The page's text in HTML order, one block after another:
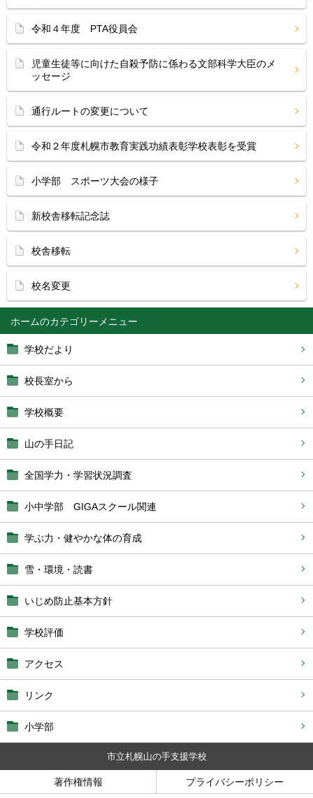
ホーム
学校だより
校長室から
学校概要
山の手日記
全国学力・学習状況調査
小中学部 GIGAスクール関連
学ぶ力・健やかな体の育成
雪・環境・読書
いじめ防止基本方針
学校評価
アクセス
リンク
小学部
令和４年度 PTA役員会
児童生徒等に向けた自殺予防に係わる文部科学大臣のメ
ッセージ
通行ルートの変更について
令和２年度札幌市教育実践功績表彰学校表彰を受賞
小学部 スポーツ大会の様子
新校舎移転記念誌
校舎移転
校名変更
市立札幌山の手支援学校
著作権情報 プライバシーポリシー